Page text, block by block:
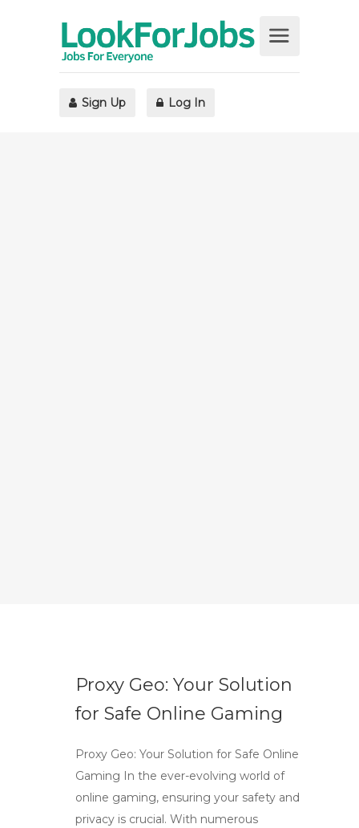
Sign Up Log In
Proxy Geo: Your Solution
for Safe Online Gaming
Proxy Geo: Your Solution for Safe Online
Gaming In the ever-evolving world of
online gaming, ensuring your safety and
privacy is crucial. With numerous